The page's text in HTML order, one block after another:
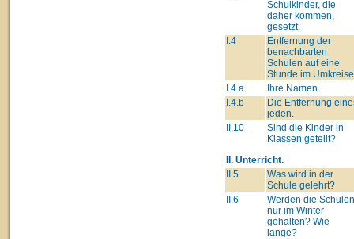
Schulkinder, die
daher kommen,
gesetzt.
I.4
Entfernung der
benachbarten
Schulen auf eine
Stunde im
I.4.a
Ihre Namen.
I.4.b
Die Entfernung
jeden.
II.10
Sind die Kinder in
Klassen geteilt?
II. Unterricht.
II.5
Was wird in der
Schule gelehrt?
II.6
Werden die Schulen
nur im Winter
gehalten? Wie
lange?